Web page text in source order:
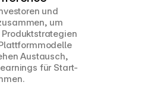
und
um
Austausch,
für Start-